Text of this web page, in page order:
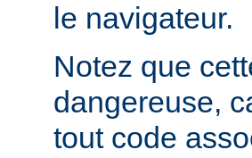
le navigateur.
Notez que
dangereuse,
tout code